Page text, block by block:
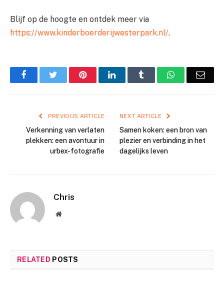
Blijf op de hoogte en ontdek meer via
https://www.kinderboerderijwesterpark.nl/.
FacebookTwitter PinterestLinkedIn Tumblr WhatsApp
PREVIOUS ARTICLE
Verkenning van verlaten
plekken: een avontuur in
urbex-fotografie
NEXT ARTICLE
Samen koken: een bron van
plezier en verbinding in het
dagelijks leven
Chris
Website
RELATED POSTS